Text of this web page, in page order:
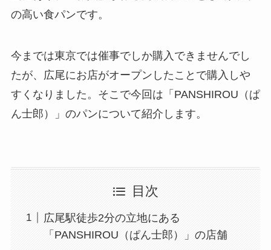
の高い食パンです。
今までは東京では催事でしか購入できませんでし
たが、広尾にお店がオープンしたことで購入しや
すくなりました。そこで今回は「PANSHIROU（ぱ
ん士郎）」のパンについて紹介します。
目次
広尾駅徒歩2分の立地にある
「PANSHIROU（ぱん士郎）」の店舗